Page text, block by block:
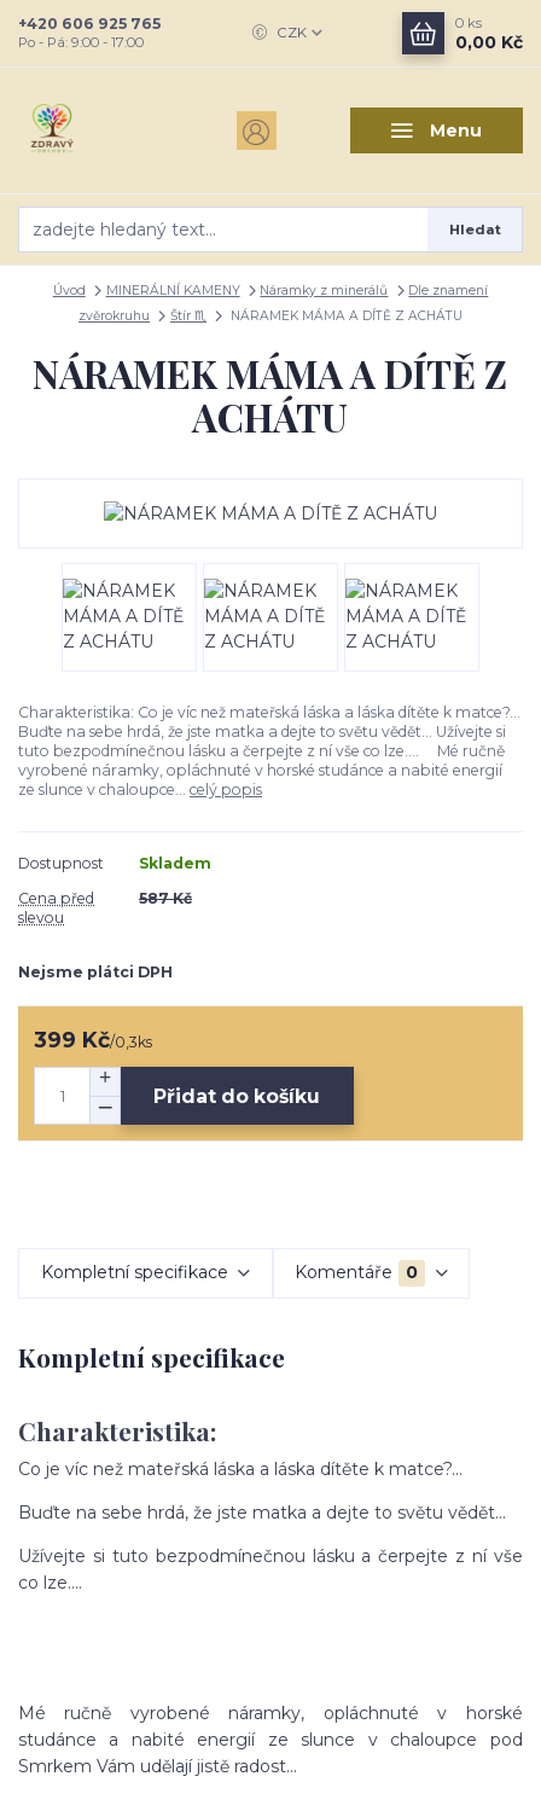
Menu
CZK
Hledat
+420 606 925 765
Po - Pá: 9:00 - 17:00
0 ks
0,00 Kč
Úvod MINERÁLNÍ KAMENY Náramky z minerálů
Dle znamení
zvěrokruhu
Štír ♏ NÁRAMEK MÁMA A DÍTĚ Z ACHÁTU
NÁRAMEK MÁMA A DÍTĚ Z
ACHÁTU
Charakteristika: Co je víc než mateřská láska a láska dítěte k matce?...
Buďte na sebe hrdá, že jste matka a dejte to světu vědět... Užívejte si
tuto bezpodmínečnou lásku a čerpejte z ní vše co lze.... Mé ručně
vyrobené náramky, opláchnuté v horské studánce a nabité energií
ze slunce v chaloupce... celý popis
Dostupnost
Skladem
Cena před
slevou
587 Kč
Nejsme plátci DPH
399 Kč/0,3ks
Přidat do košíku
Kompletní specifikace Komentáře 0
Kompletní specifikace
Charakteristika:
Co je víc než mateřská láska a láska dítěte k matce?...
Buďte na sebe hrdá, že jste matka a dejte to světu vědět...
Užívejte si tuto bezpodmínečnou lásku a čerpejte z ní vše
co lze....
Mé ručně vyrobené náramky, opláchnuté v horské
studánce a nabité energií ze slunce v chaloupce pod
Smrkem Vám udělají jistě radost...